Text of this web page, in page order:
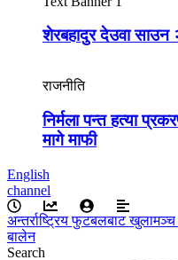
शेरबहादुर देउवा
राजनीति
निर्मला पन्त हत्या
मागे माफी
English
channel
अन्तर्राष्ट्रिय फुटबलबाट खुलामञ्च
बालेन
Search